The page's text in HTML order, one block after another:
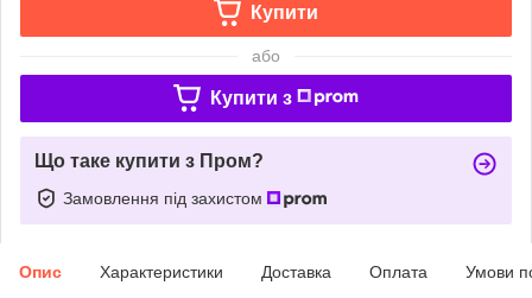
Купити
або
Купити з
Що таке купити з Пром?
Замовлення під захистом
Опис Характеристики Доставка Оплата Умови